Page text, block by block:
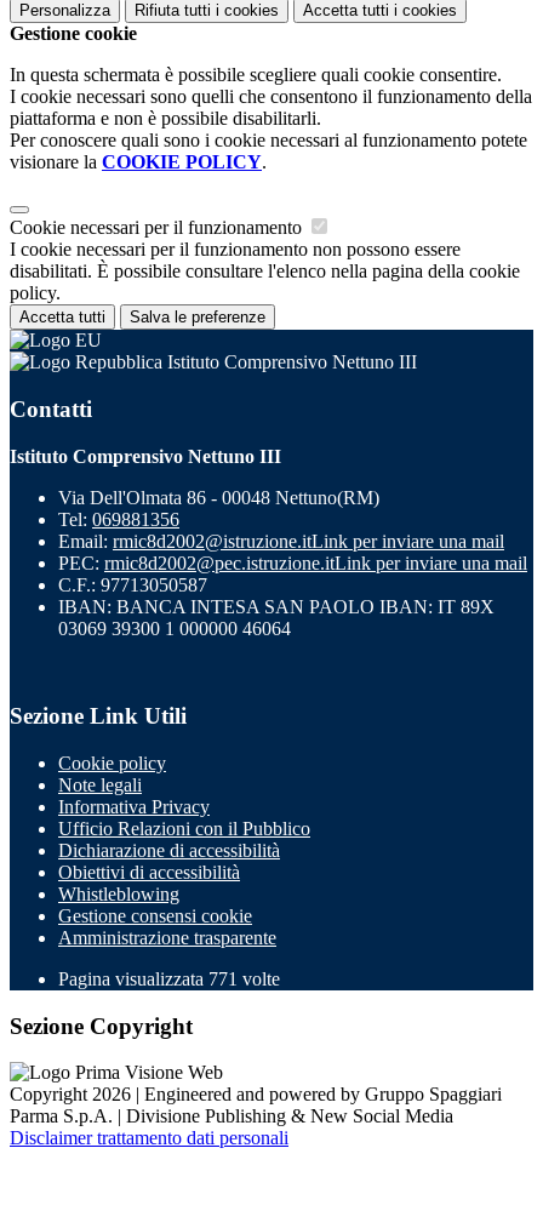
Personalizza Rifiuta tutti i cookies Accetta tutti i cookies
Gestione cookie
In questa schermata è possibile scegliere quali cookie consentire.
I cookie necessari sono quelli che consentono il funzionamento della
piattaforma e non è possibile disabilitarli.
Per conoscere quali sono i cookie necessari al funzionamento potete
visionare la COOKIE POLICY.
Cookie necessari per il funzionamento
I cookie necessari per il funzionamento non possono essere
disabilitati. È possibile consultare l'elenco nella pagina della cookie
policy.
Accetta tutti Salva le preferenze
Istituto Comprensivo Nettuno III
Contatti
Istituto Comprensivo Nettuno III
Via Dell'Olmata 86 - 00048 Nettuno(RM)
Tel: 069881356
Email: rmic8d2002@istruzione.itLink per inviare una mail
PEC: rmic8d2002@pec.istruzione.itLink per inviare una mail
C.F.: 97713050587
IBAN: BANCA INTESA SAN PAOLO IBAN: IT 89X
03069 39300 1 000000 46064
Sezione Link Utili
Cookie policy
Note legali
Informativa Privacy
Ufficio Relazioni con il Pubblico
Dichiarazione di accessibilità
Obiettivi di accessibilità
Whistleblowing
Gestione consensi cookie
Amministrazione trasparente
Pagina visualizzata 771 volte
Sezione Copyright
Copyright 2026 | Engineered and powered by Gruppo Spaggiari
Parma S.p.A. | Divisione Publishing & New Social Media
Disclaimer trattamento dati personali